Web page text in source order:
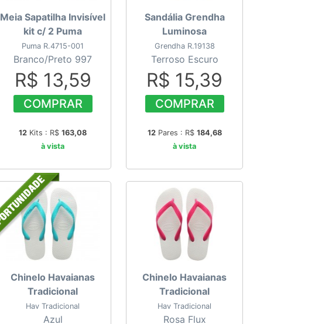
Meia Sapatilha Invisível
kit c/ 2 Puma
Puma R.4715-001
Branco/Preto 997
R$ 13,59
COMPRAR
12 Kits : R$ 163,08
à vista
Sandália Grendha
Luminosa
Grendha R.19138
Terroso Escuro
R$ 15,39
COMPRAR
12Pares : R$ 184,68
à vista
Chinelo Havaianas
Tradicional
Hav Tradicional
Azul
Chinelo Havaianas
Tradicional
Hav Tradicional
Rosa Flux